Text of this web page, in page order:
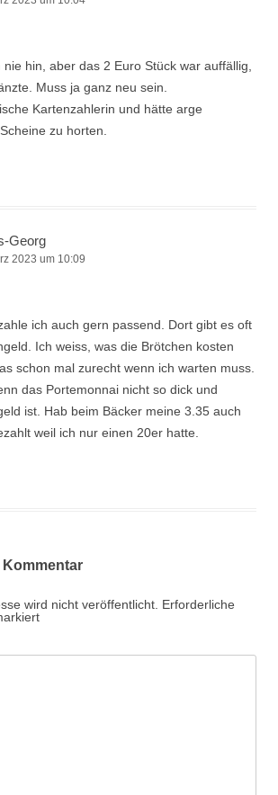
hin, aber das 2 Euro Stück war auffällig,
Muss ja ganz neu sein.
Kartenzahlerin und hätte arge
zu horten.
Georg
2023 um 10:09
ich auch gern passend. Dort gibt es oft
Ich weiss, was die Brötchen kosten
schon mal zurecht wenn ich warten muss.
das Portemonnai nicht so dick und
ist. Hab beim Bäcker meine 3.35 auch
weil ich nur einen 20er hatte.
wird nicht veröffentlicht. Erforderliche